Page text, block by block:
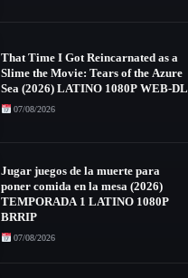
That Time I Got Reincarnated as a
Slime the Movie: Tears of the Azure
Sea (2026) LATINO 1080P WEB-DL
07/08/2026
Jugar juegos de la muerte para
poner comida en la mesa (2026)
TEMPORADA 1 LATINO 1080P
BRRIP
07/08/2026